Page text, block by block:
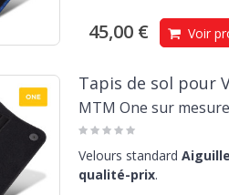
45,00 € Voir
Tapis de sol pour
MTM One sur mesure
Velours standard
qualité-prix.